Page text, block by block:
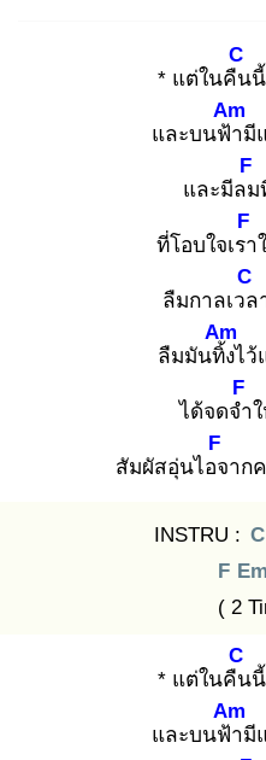
* แต่ในคืน
C
และบนฟ้า
Am
มี
และมีลม
F
ที่โอบใจเรา
F
ลืมกาลเวล
C
ลืมมันทิ้ง
Am
ไว้
ได้จดจำ
F
สัมผัสอุ่นไอจ
F
าก
INSTRU : C
F Em
( 2
* แต่ในคืน
C
และบนฟ้า
Am
มี